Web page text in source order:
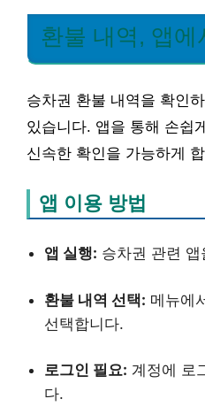
환불 내역, 앱에
승차권 환불 내역을 확인
있습니다. 앱을 통해 손쉽
신속한 확인을 가능하게
앱 이용 방법
앱 실행: 승차권 관련
환불 내역 선택: 메뉴에
선택합니다.
로그인 필요: 계정에 로
다.